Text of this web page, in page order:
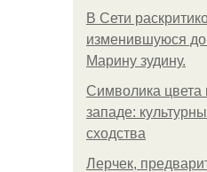
В Сети
изменившуюся
Марину зудину.
Символика цвета
западе:
сходства
Лерчек,